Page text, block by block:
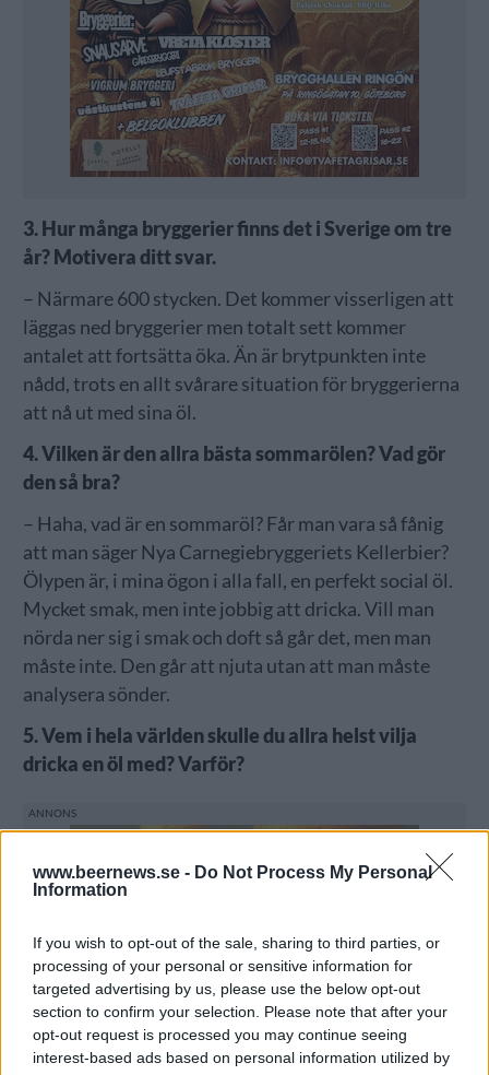
www.beernews.se - Do Not Process My Personal
Information
If you wish to opt-out of the sale, sharing to third parties, or
processing of your personal or sensitive information for
targeted advertising by us, please use the below opt-out
section to confirm your selection. Please note that after your
opt-out request is processed you may continue seeing
interest-based ads based on personal information utilized by
3. Hur många bryggerier finns det i Sverige om tre
år? Motivera ditt svar.
– Närmare 600 stycken. Det kommer visserligen att
läggas ned bryggerier men totalt sett kommer
antalet att fortsätta öka. Än är brytpunkten inte
nådd, trots en allt svårare situation för bryggerierna
att nå ut med sina öl.
4. Vilken är den allra bästa sommarölen? Vad gör
den så bra?
– Haha, vad är en sommaröl? Får man vara så fånig
att man säger Nya Carnegiebryggeriets Kellerbier?
Ölypen är, i mina ögon i alla fall, en perfekt social öl.
Mycket smak, men inte jobbig att dricka. Vill man
nörda ner sig i smak och doft så går det, men man
måste inte. Den går att njuta utan att man måste
analysera sönder.
5. Vem i hela världen skulle du allra helst vilja
dricka en öl med? Varför?